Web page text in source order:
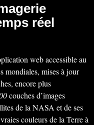
réel
web accessible au
mondiales, mises à jour
encore plus
couches d’images
de la NASA et de ses
couleurs de la Terre à